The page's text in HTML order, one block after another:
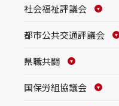
社会福祉評議会
都市公共交通評議会
県職共闘
国保労組協議会